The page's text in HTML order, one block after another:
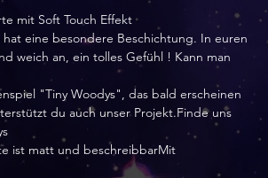
mit Soft Touch Effekt
eine besondere Beschichtung. In euren
weich an, ein tolles Gefühl ! Kann man
"Tiny Woodys", das bald erscheinen
du auch unser Projekt.Finde uns
ist matt und beschreibbarMit